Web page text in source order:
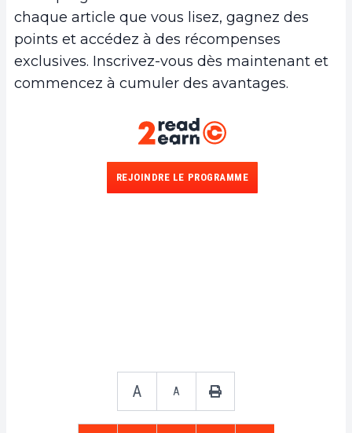
chaque article que vous lisez, gagnez des
points et accédez à des récompenses
exclusives. Inscrivez-vous dès maintenant et
commencez à cumuler des avantages.
REJOINDRE LE PROGRAMME
A A